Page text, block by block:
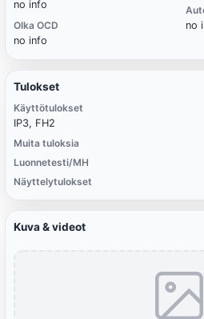
no info
Olka OCD
no info
no
Tulokset
Käyttötulokset
IP3, FH2
Muita tuloksia
Luonnetesti/MH
Näyttelytulokset
Kuva & videot